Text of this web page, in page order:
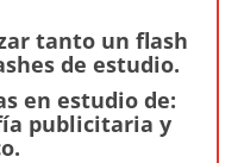
tanto un flash
de estudio.
en estudio de:
publicitaria y